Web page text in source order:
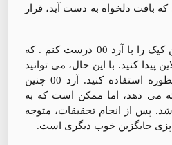
زمانی که بافت دلخواه به دست آید، قرار
آرد: من ترجیح می دهم این کیک را با آرد 00 درست کنم . که
پیدا کنید. با این حال، می توانید
به جای آن از آرد همه منظوره استفاده کنید. آرد 00 چنین
می دهد، اما ممکن است که به
پس از انجام تحقیقات، متوجه
پزی جایگزین خوب دیگری است.